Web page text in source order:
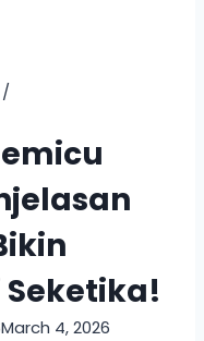
/
March 4, 2026